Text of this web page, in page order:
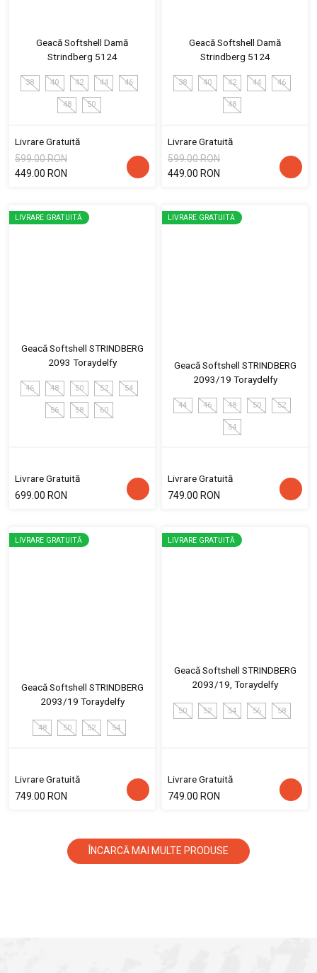
Geacă Softshell Damă
Strindberg 5124
38 40 42 44 46
48 50
Livrare Gratuită
599.00 RON
449.00 RON
Geacă Softshell Damă
Strindberg 5124
38 40 42 44 46
48
Livrare Gratuită
599.00 RON
449.00 RON
LIVRARE GRATUITĂ
Geacă Softshell STRINDBERG
2093 Toraydelfy
46 48 50 52 54
56 58 60
Livrare Gratuită
699.00 RON
LIVRARE GRATUITĂ
Geacă Softshell STRINDBERG
2093/19 Toraydelfy
44 46 48 50 52
54
Livrare Gratuită
749.00 RON
LIVRARE GRATUITĂ
Geacă Softshell STRINDBERG
2093/19 Toraydelfy
48 50 52 54
Livrare Gratuită
749.00 RON
LIVRARE GRATUITĂ
Geacă Softshell STRINDBERG
2093/19, Toraydelfy
50 52 54 56 58
Livrare Gratuită
749.00 RON
ÎNCARCĂ MAI MULTE PRODUSE